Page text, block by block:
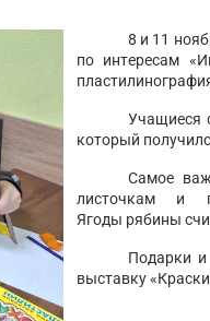
8 и 11
по интересам
Учащиеся
который
Самое
листочкам и
Ягоды рябины
Подарки
выставку